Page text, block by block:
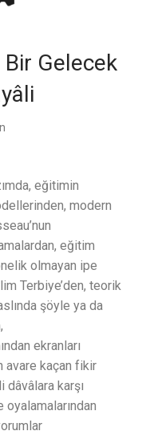
Gelecek
eğitimin
modern
eğitim
olmayan ipe
Terbiye’den, teorik
şöyle ya da
ekranları
avare kaçan fikir
dâvâlara karşı